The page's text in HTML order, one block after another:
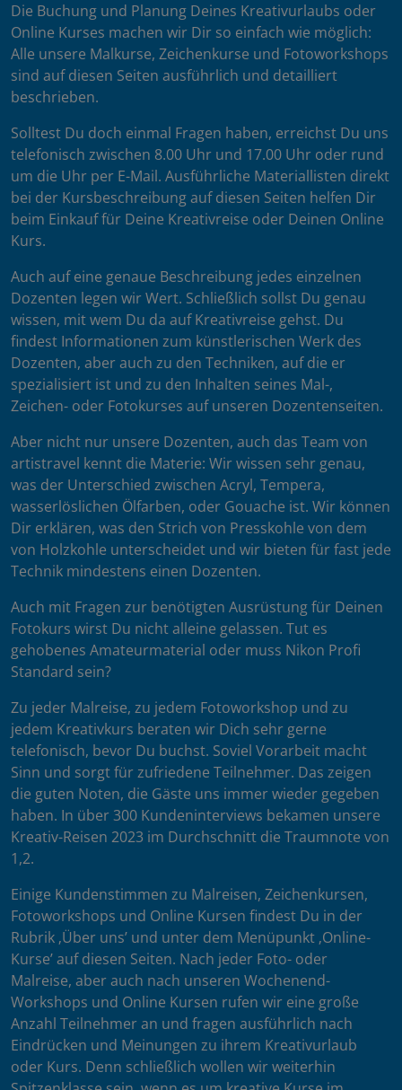
Die Buchung und Planung Deines Kreativurlaubs oder
Online Kurses machen wir Dir so einfach wie möglich:
Alle unsere Malkurse, Zeichenkurse und Fotoworkshops
sind auf diesen Seiten ausführlich und detailliert
beschrieben.
Solltest Du doch einmal Fragen haben, erreichst Du uns
telefonisch zwischen 8.00 Uhr und 17.00 Uhr oder rund
um die Uhr per E-Mail. Ausführliche Materiallisten direkt
bei der Kursbeschreibung auf diesen Seiten helfen Dir
beim Einkauf für Deine Kreativreise oder Deinen Online
Kurs.
Auch auf eine genaue Beschreibung jedes einzelnen
Dozenten legen wir Wert. Schließlich sollst Du genau
wissen, mit wem Du da auf Kreativreise gehst. Du
findest Informationen zum künstlerischen Werk des
Dozenten, aber auch zu den Techniken, auf die er
spezialisiert ist und zu den Inhalten seines Mal-,
Zeichen- oder Fotokurses auf unseren Dozentenseiten.
Aber nicht nur unsere Dozenten, auch das Team von
artistravel kennt die Materie: Wir wissen sehr genau,
was der Unterschied zwischen Acryl, Tempera,
wasserlöslichen Ölfarben, oder Gouache ist. Wir können
Dir erklären, was den Strich von Presskohle von dem
von Holzkohle unterscheidet und wir bieten für fast jede
Technik mindestens einen Dozenten.
Auch mit Fragen zur benötigten Ausrüstung für Deinen
Fotokurs wirst Du nicht alleine gelassen. Tut es
gehobenes Amateurmaterial oder muss Nikon Profi
Standard sein?
Zu jeder Malreise, zu jedem Fotoworkshop und zu
jedem Kreativkurs beraten wir Dich sehr gerne
telefonisch, bevor Du buchst. Soviel Vorarbeit macht
Sinn und sorgt für zufriedene Teilnehmer. Das zeigen
die guten Noten, die Gäste uns immer wieder gegeben
haben. In über 300 Kundeninterviews bekamen unsere
Kreativ-Reisen 2023 im Durchschnitt die Traumnote von
1,2.
Einige Kundenstimmen zu Malreisen, Zeichenkursen,
Fotoworkshops und Online Kursen findest Du in der
Rubrik ‚Über uns’ und unter dem Menüpunkt ‚Online-
Kurse’ auf diesen Seiten. Nach jeder Foto- oder
Malreise, aber auch nach unseren Wochenend-
Workshops und Online Kursen rufen wir eine große
Anzahl Teilnehmer an und fragen ausführlich nach
Eindrücken und Meinungen zu ihrem Kreativurlaub
oder Kurs. Denn schließlich wollen wir weiterhin